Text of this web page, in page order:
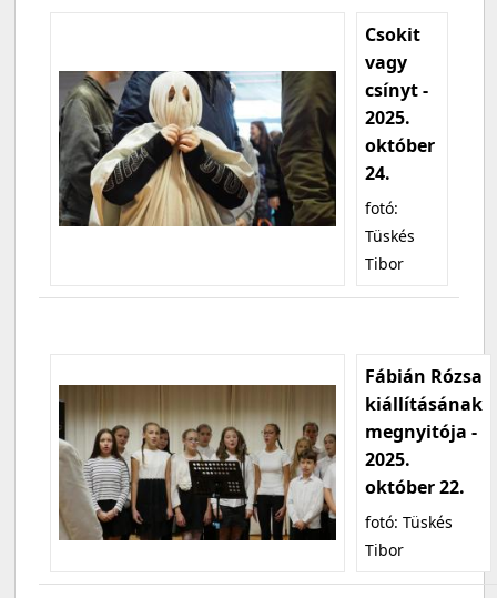
Csokit
vagy
csínyt -
2025.
október
24.
fotó:
Tüskés
Tibor
Fábián Rózsa
kiállításának
megnyitója -
2025.
október 22.
fotó: Tüskés
Tibor